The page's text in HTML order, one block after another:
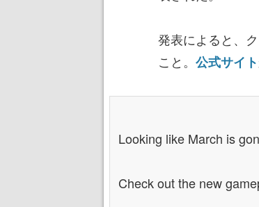
発表によると、
こと。 公式サイト
Looking like March is
Check out the new